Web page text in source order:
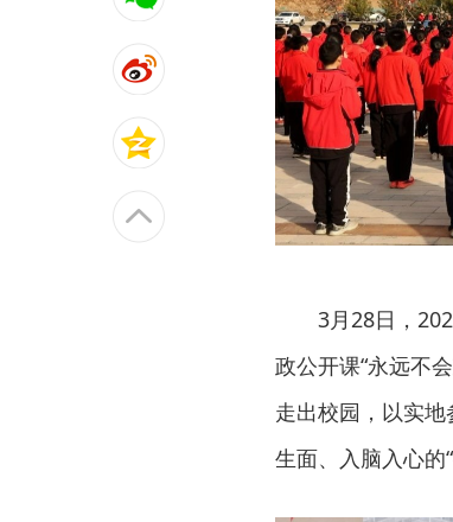
3月28日，
政公开课“永远不
走出校园，以实
生面、入脑入心的